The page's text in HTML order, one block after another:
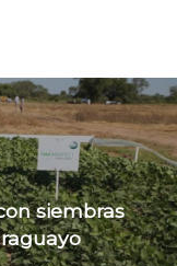
siembras